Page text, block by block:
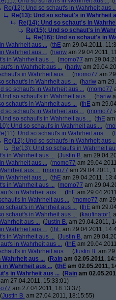
Re(12): Und so schaut's in Wahrheit aus
Re(13): Und so schaut's in Wahrheit
Re(14): Und so schaut's in
Re(15): Und so schaut's in
Re(16): Und so schaut's in
Wahrheit aus ... (thE am 29.04.2011,
Wahrheit aus ... (hariw am 29.04.2011,
in Wahrheit aus ... (momo77 am
in Wahrheit aus ... (hariw am
in Wahrheit aus ... (momo77 am
schaut's in Wahrheit aus ... (hariw am
so schaut's in Wahrheit aus ... (momo77
so schaut's in Wahrheit aus ... (hariw
schaut's in Wahrheit aus ... (thE am
so schaut's in Wahrheit aus ... (momo77
so schaut's in Wahrheit aus ... (thE
Und so schaut's in Wahrheit aus ... (
Und so schaut's in Wahrheit aus ... (
Re(12): Und so schaut's in Wahrheit aus
Re(13): Und so schaut's in Wahrheit
in Wahrheit aus ... (Justin B. am
Wahrheit aus ... (momo77 am
aus ... (momo77 am 29.04.2011,
Wahrheit aus ... (thE am 29.04.2011,
in Wahrheit aus ... (momo77 am
in Wahrheit aus ... (thE am
in Wahrheit aus ... (momo77 am
schaut's in Wahrheit aus ... (thE am
schaut's in Wahrheit aus ... (kaufinator1
aus ... (Justin B. am 29.04.2011,
Wahrheit aus ... (thE am 29.04.2011,
in Wahrheit aus ... (Justin B. am
in Wahrheit aus ... (thE am
in Wahrheit aus ... (Justin B. am
aus ... (Rain am 02.05.2011,
in Wahrheit aus ... (thE am 02.05.2011,
in Wahrheit aus ... (Rain am
am 27.04.2011, 15:33:01)
am 27.04.2011, 18:13:37)
(Justin B. am 27.04.2011, 18:15:55)